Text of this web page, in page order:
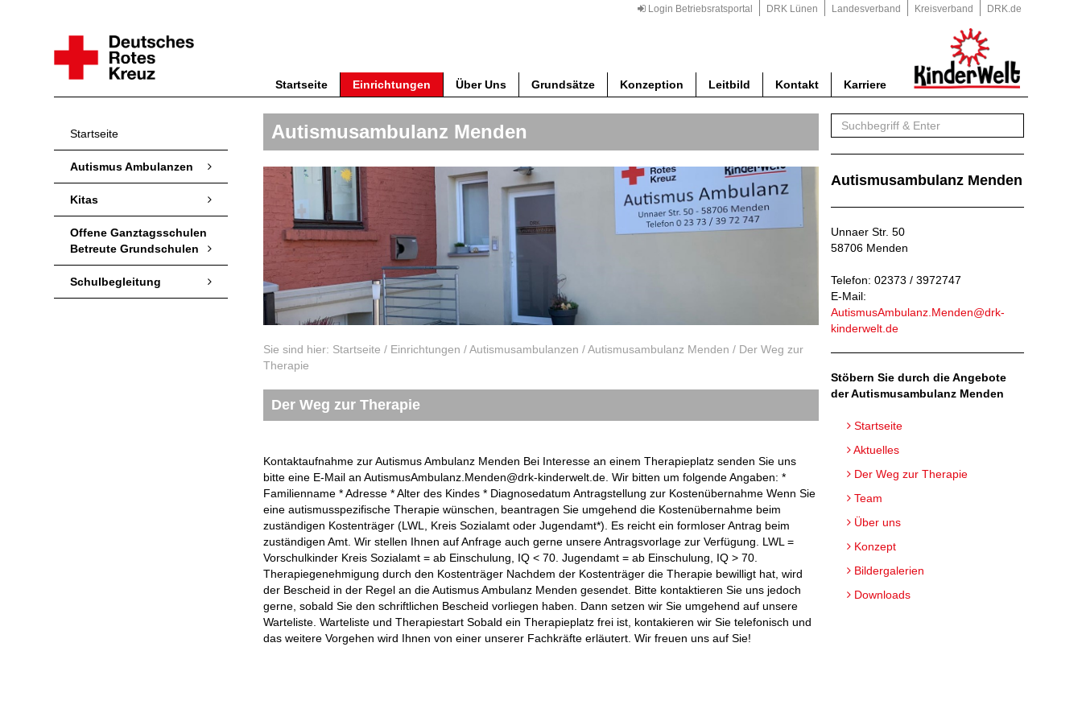
Login Betriebsratsportal DRK Lünen Landesverband Kreisverband DRK.de
Startseite Einrichtungen Über Uns Grundsätze Konzeption Leitbild Kontakt Karriere
Startseite
Autismus Ambulanzen
Kitas
Offene Ganztagsschulen
Betreute Grundschulen
Schulbegleitung
Autismusambulanz Menden
Sie sind hier: Startseite / Einrichtungen / Autismusambulanzen / Autismusambulanz Menden / Der Weg zur
Therapie
Der Weg zur Therapie
Kontaktaufnahme zur Autismus Ambulanz Menden Bei Interesse an einem Therapieplatz senden Sie uns
bitte eine E-Mail an AutismusAmbulanz.Menden@drk-kinderwelt.de. Wir bitten um folgende Angaben: *
Familienname * Adresse * Alter des Kindes * Diagnosedatum Antragstellung zur Kostenübernahme Wenn Sie
eine autismusspezifische Therapie wünschen, beantragen Sie umgehend die Kostenübernahme beim
zuständigen Kostenträger (LWL, Kreis Sozialamt oder Jugendamt*). Es reicht ein formloser Antrag beim
zuständigen Amt. Wir stellen Ihnen auf Anfrage auch gerne unsere Antragsvorlage zur Verfügung. LWL =
Vorschulkinder Kreis Sozialamt = ab Einschulung, IQ < 70. Jugendamt = ab Einschulung, IQ > 70.
Therapiegenehmigung durch den Kostenträger Nachdem der Kostenträger die Therapie bewilligt hat, wird
der Bescheid in der Regel an die Autismus Ambulanz Menden gesendet. Bitte kontaktieren Sie uns jedoch
gerne, sobald Sie den schriftlichen Bescheid vorliegen haben. Dann setzen wir Sie umgehend auf unsere
Warteliste. Warteliste und Therapiestart Sobald ein Therapieplatz frei ist, kontakieren wir Sie telefonisch und
das weitere Vorgehen wird Ihnen von einer unserer Fachkräfte erläutert. Wir freuen uns auf Sie!
Autismusambulanz Menden
Unnaer Str. 50
58706 Menden
Telefon: 02373 / 3972747
E-Mail:
AutismusAmbulanz.Menden@drk-
kinderwelt.de
Stöbern Sie durch die Angebote
der Autismusambulanz Menden
Startseite
Aktuelles
Der Weg zur Therapie
Team
Über uns
Konzept
Bildergalerien
Downloads